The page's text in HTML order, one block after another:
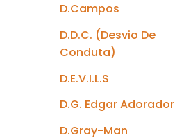
D.Campos
D.D.C. (Desvio De
Conduta)
D.E.V.I.L.S
D.G. Edgar Adorador
D.Gray-Man